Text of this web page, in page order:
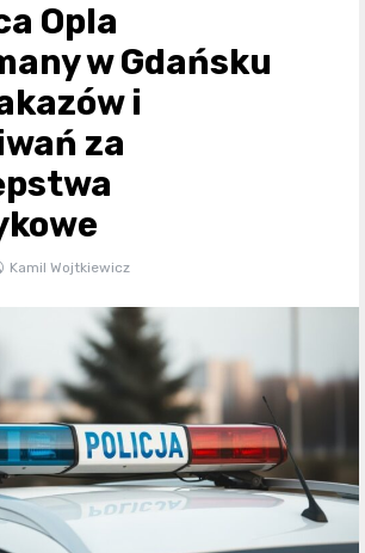
Opla
w Gdańsku
i
za
Kamil Wojtkiewicz